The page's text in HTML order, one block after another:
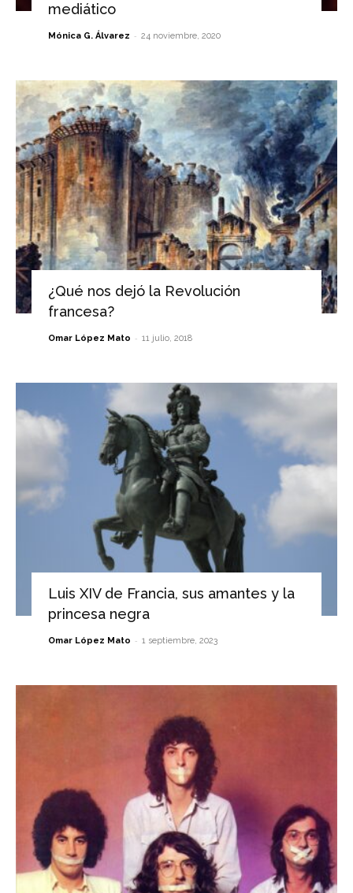
mediático
Mónica G. Álvarez - 24 noviembre, 2020
¿Qué nos dejó la Revolución
francesa?
Omar López Mato - 11 julio, 2018
Luis XIV de Francia, sus amantes y la
princesa negra
Omar López Mato - 1 septiembre, 2023